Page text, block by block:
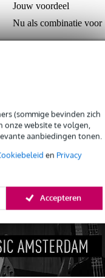
(sommige bevinden zich
onze website te volgen,
aanbiedingen tonen.
en Privacy
Accepteren
Jouw voordeel
Nu als combinatie voor